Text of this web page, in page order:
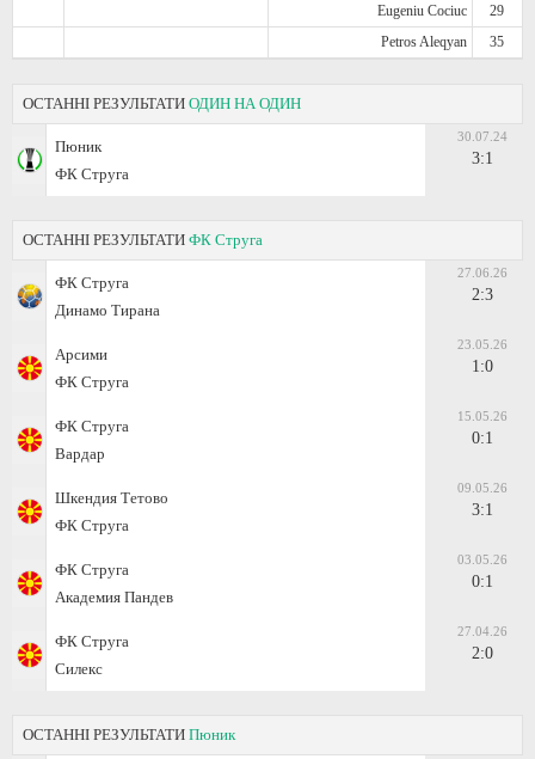
Eugeniu Cociuc
29
Petros Aleqyan
35
ОСТАННІ РЕЗУЛЬТАТИ ОДИН НА ОДИН
Пюник
ФК Струга
30.07.24
3:1
ОСТАННІ РЕЗУЛЬТАТИ ФК Струга
ФК Струга
Динамо Тирана
27.06.26
2:3
Арсими
ФК Струга
23.05.26
1:0
ФК Струга
Вардар
15.05.26
0:1
Шкендия Тетово
ФК Струга
09.05.26
3:1
ФК Струга
Академия Пандев
03.05.26
0:1
ФК Струга
Силекс
27.04.26
2:0
ОСТАННІ РЕЗУЛЬТАТИ Пюник